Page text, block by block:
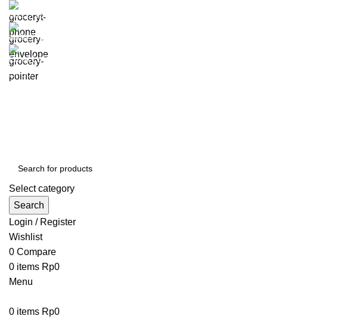
0812-1295-8181
aab@segarlaut.com
Lihat Lokasi
Shop
Select category
Search
Login / Register
Wishlist
0 Compare
0 items Rp0
Menu
0 items Rp0